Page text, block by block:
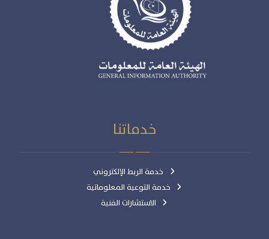
خدماتنا
خدمة الربط الإلكتروني
خدمة التوعية المعلوماتية
الاستشارات الفنية